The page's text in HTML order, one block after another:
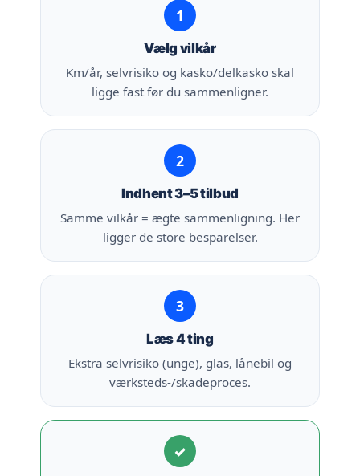
1
Vælg vilkår
Km/år, selvrisiko og kasko/delkasko skal
ligge fast før du sammenligner.
2
Indhent 3–5 tilbud
Samme vilkår = ægte sammenligning. Her
ligger de store besparelser.
3
Læs 4 ting
Ekstra selvrisiko (unge), glas, lånebil og
værksteds-/skadeproces.
✓